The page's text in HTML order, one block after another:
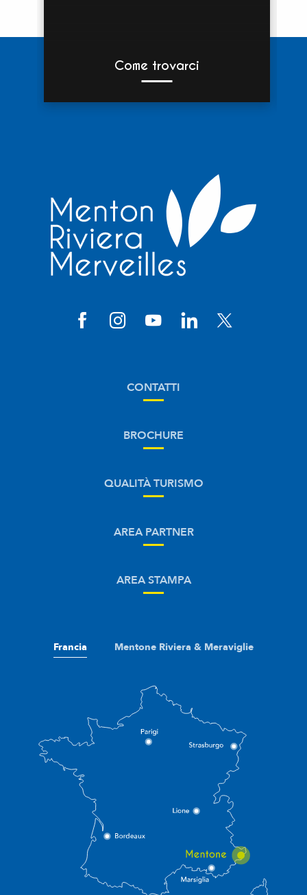
Come trovarci
CONTATTI
BROCHURE
QUALITÀ TURISMO
AREA PARTNER
AREA STAMPA
Francia Mentone Riviera & Meraviglie